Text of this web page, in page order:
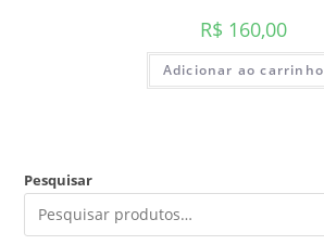
R$ 160,00
Adicionar ao carrinho
Pesquisar